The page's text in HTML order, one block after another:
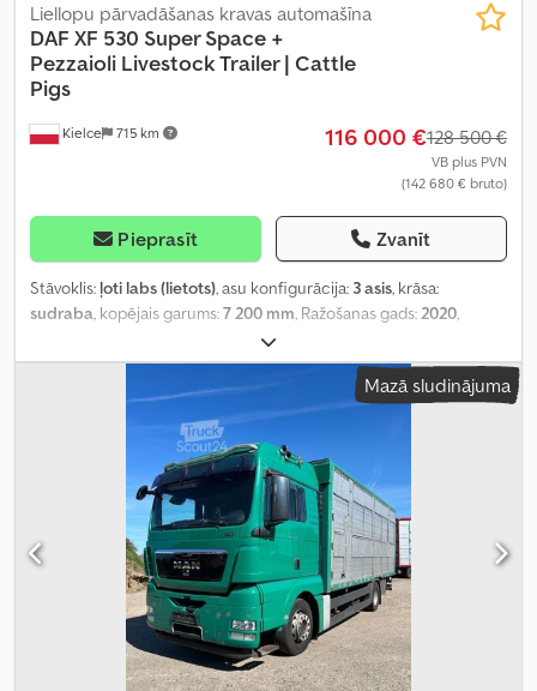
Kielce 715 km
Liellopu pārvadāšanas kravas automašīna
DAF XF 530 Super Space +
Pezzaioli Livestock Trailer | Cattle
Pigs
116 000 €128 500 €
VB plus PVN
(142 680 € bruto)
Pieprasīt Zvanīt
Stāvoklis: ļoti labs (lietots), asu konfigurācija: 3 asis, krāsa:
sudraba, kopējais garums:7 200 mm, Ražošanas gads:2020,
Mazā sludinājuma